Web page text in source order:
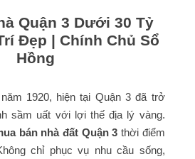
Quận 3 Dưới 30 Tỷ
Đẹp | Chính Chủ Sổ
Hồng
1920, hiện tại Quận 3 đã trở
sầm uất với lợi thế địa lý vàng.
bán nhà đất Quận 3 thời điểm
chỉ phục vụ nhu cầu sống,